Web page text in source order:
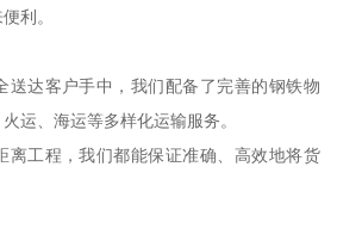
利。
送达客户手中，我们配备了完善的钢铁物
运、海运等多样化运输服务。
离工程，我们都能保证准确、高效地将货